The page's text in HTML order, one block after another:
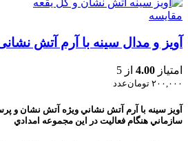
مقایسه
آویز و مدال سینه با آرم آتش
امتیاز 4.00 از 5
۲۰۰,۰۰۰ تومانعدد
آويز سينه با آرم آتش نشاني ويژه آتش نشان و
سازماني هنگام فعاليت در اين مجموعه امدادي